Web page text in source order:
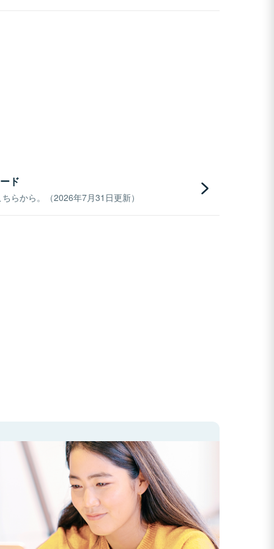
ド
らから。（2026年7月31日更新）